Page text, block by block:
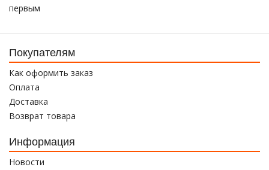
первым
Покупателям
Как оформить заказ
Оплата
Доставка
Возврат товара
Информация
Новости